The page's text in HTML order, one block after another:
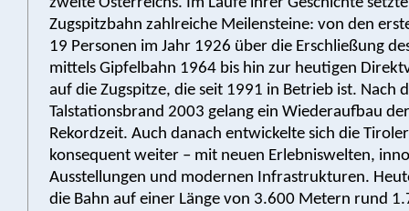
Zugspitzbahn zahlreiche Meilensteine: von den
19 Personen im Jahr 1926 über die Erschließung
mittels Gipfelbahn 1964 bis hin zur heutigen
auf die Zugspitze, die seit 1991 in Betrieb ist. Nach
Talstationsbrand 2003 gelang ein Wiederaufbau
Rekordzeit. Auch danach entwickelte sich die
konsequent weiter – mit neuen Erlebniswelten,
Ausstellungen und modernen Infrastrukturen.
die Bahn auf einer Länge von 3.600 Metern rund